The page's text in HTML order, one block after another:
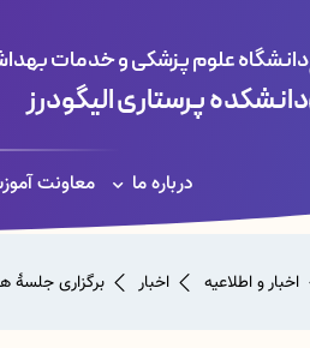
دانشگاه علوم پزشکی و خدمات
دانشکده پرستاری الیگودرز
درباره ما معاونت
اخبار و اطلاعیه اخبار برگزاری جلسۀ